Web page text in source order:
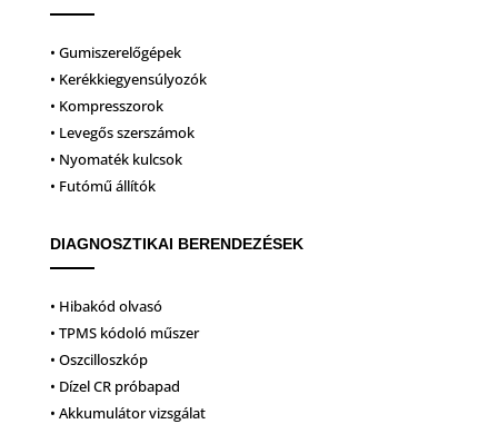
• Gumiszerelőgépek
• Kerékkiegyensúlyozók
• Kompresszorok
• Levegős szerszámok
• Nyomaték kulcsok
• Futómű állítók
DIAGNOSZTIKAI BERENDEZÉSEK
• Hibakód olvasó
• TPMS kódoló műszer
• Oszcilloszkóp
• Dízel CR próbapad
• Akkumulátor vizsgálat